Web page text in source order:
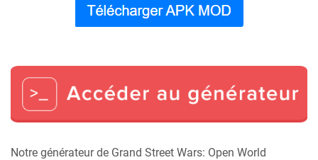
Notre générateur de Grand Street Wars: Open World